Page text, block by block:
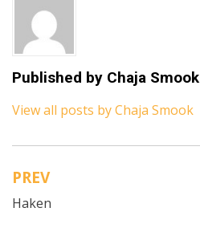
Published by Chaja Smook
View all posts by Chaja Smook
Bericht
navigatie
PREV
Haken